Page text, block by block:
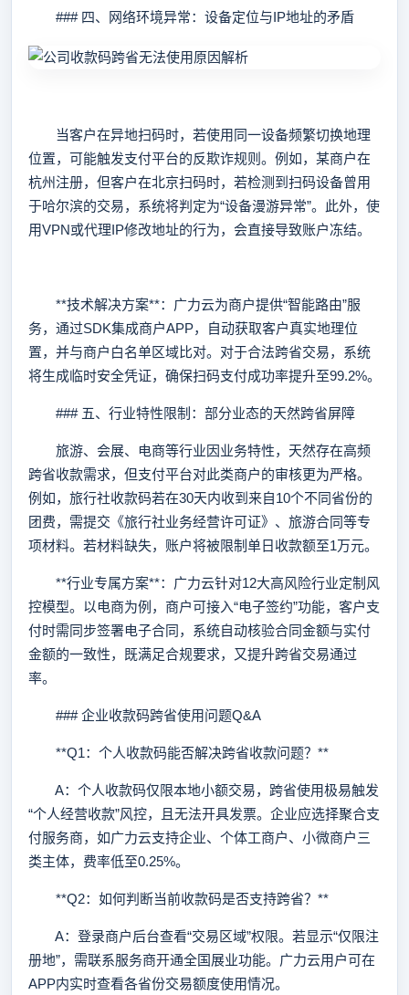
### 四、网络环境异常：设备定位与IP地址的矛盾
当客户在异地扫码时，若使用同一设备频繁切换地理
位置，可能触发支付平台的反欺诈规则。例如，某商户在
杭州注册，但客户在北京扫码时，若检测到扫码设备曾用
于哈尔滨的交易，系统将判定为“设备漫游异常”。此外，使
用VPN或代理IP修改地址的行为，会直接导致账户冻结。
**技术解决方案**：广力云为商户提供“智能路由”服
务，通过SDK集成商户APP，自动获取客户真实地理位
置，并与商户白名单区域比对。对于合法跨省交易，系统
将生成临时安全凭证，确保扫码支付成功率提升至99.2%。
### 五、行业特性限制：部分业态的天然跨省屏障
旅游、会展、电商等行业因业务特性，天然存在高频
跨省收款需求，但支付平台对此类商户的审核更为严格。
例如，旅行社收款码若在30天内收到来自10个不同省份的
团费，需提交《旅行社业务经营许可证》、旅游合同等专
项材料。若材料缺失，账户将被限制单日收款额至1万元。
**行业专属方案**：广力云针对12大高风险行业定制风
控模型。以电商为例，商户可接入“电子签约”功能，客户支
付时需同步签署电子合同，系统自动核验合同金额与实付
金额的一致性，既满足合规要求，又提升跨省交易通过
率。
### 企业收款码跨省使用问题Q&A
**Q1：个人收款码能否解决跨省收款问题？**
A：个人收款码仅限本地小额交易，跨省使用极易触发
“个人经营收款”风控，且无法开具发票。企业应选择聚合支
付服务商，如广力云支持企业、个体工商户、小微商户三
类主体，费率低至0.25%。
**Q2：如何判断当前收款码是否支持跨省？**
A：登录商户后台查看“交易区域”权限。若显示“仅限注
册地”，需联系服务商开通全国展业功能。广力云用户可在
APP内实时查看各省份交易额度使用情况。